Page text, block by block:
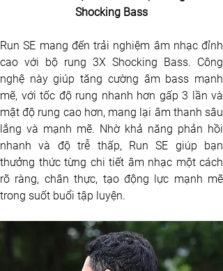
Shocking Bass
Run SE mang đến trải nghiệm âm nhạc đỉnh
cao với bộ rung 3X Shocking Bass. Công
nghệ này giúp tăng cường âm bass mạnh
mẽ, với tốc độ rung nhanh hơn gấp 3 lần và
mật độ rung cao hơn, mang lại âm thanh sâu
lắng và mạnh mẽ. Nhờ khả năng phản hồi
nhanh và độ trễ thấp, Run SE giúp bạn
thưởng thức từng chi tiết âm nhạc một cách
rõ ràng, chân thực, tạo động lực mạnh mẽ
trong suốt buổi tập luyện.